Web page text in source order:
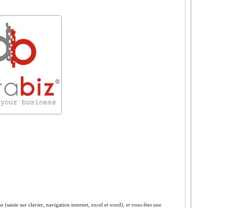
(saisie sur clavier, navigation internet, excel et word), et vous êtes une